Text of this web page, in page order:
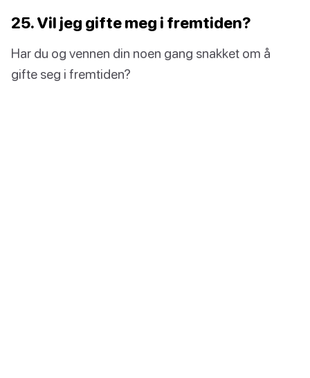
25. Vil jeg gifte meg i fremtiden?
Har du og vennen din noen gang snakket om å
gifte seg i fremtiden?